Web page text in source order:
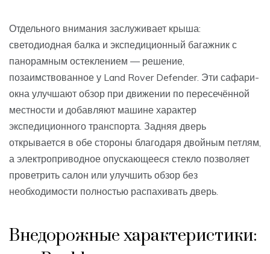
Отдельного внимания заслуживает крыша:
светодиодная балка и экспедиционный багажник с
панорамным остеклением — решение,
позаимствованное у Land Rover Defender. Эти сафари-
окна улучшают обзор при движении по пересечённой
местности и добавляют машине характер
экспедиционного транспорта. Задняя дверь
открывается в обе стороны благодаря двойным петлям,
а электроприводное опускающееся стекло позволяет
проветрить салон или улучшить обзор без
необходимости полностью распахивать дверь.
Внедорожные характеристики: